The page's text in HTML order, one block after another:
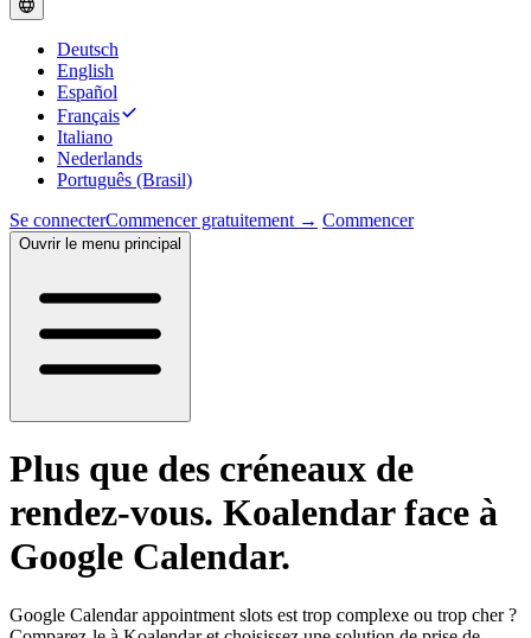
Deutsch
English
Español
Français
Italiano
Nederlands
Português (Brasil)
Se connecterCommencer gratuitement → Commencer
Ouvrir le menu principal
Plus que des créneaux de
rendez-vous. Koalendar face à
Google Calendar.
Google Calendar appointment slots est trop complexe ou trop cher ?